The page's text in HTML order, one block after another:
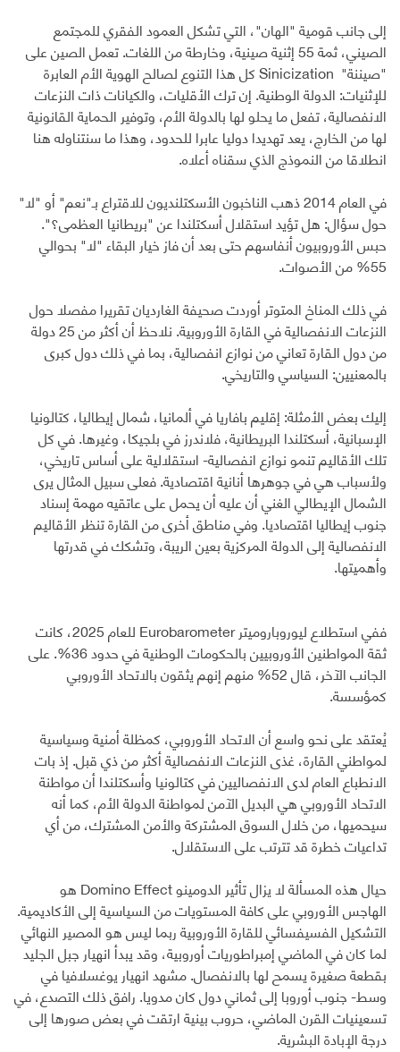
إلى جانب قومية "الهان"، التي تشكل العمود الفقري للمجتمع
الصيني، ثمة 55 إثنية صينية، وخارطة من اللغات. تعمل الصين على
"صيننة" Sinicization كل هذا التنوع لصالح الهوية الأم العابرة
للإثنيات: الدولة الوطنية. إن ترك الأقليات، والكيانات ذات النزعات
الانفصالية، تفعل ما يحلو لها بالدولة الأم، وتوفير الحماية القانونية
لها من الخارج، يعد تهديدا دوليا عابرا للحدود، وهذا ما سنتناوله هنا
انطلاقا من النموذج الذي سقناه أعلاه.
في العام 2014 ذهب الناخبون الأسكتلنديون للاقتراع بـ"نعم" أو "لا"
حول سؤال: هل تؤيد استقلال أسكتلندا عن "بريطانيا العظمى؟".
حبس الأوروبيون أنفاسهم حتى بعد أن فاز خيار البقاء "لا" بحوالي
55% من الأصوات.
في ذلك المناخ المتوتر أوردت صحيفة الغارديان تقريرا مفصلا حول
النزعات الانفصالية في القارة الأوروبية. نلاحظ أن أكثر من 25 دولة
من دول القارة تعاني من نوازع انفصالية، بما في ذلك دول كبرى
بالمعنيين: السياسي والتاريخي.
إليك بعض الأمثلة: إقليم بافاريا في ألمانيا، شمال إيطاليا، كتالونيا
الإسبانية، أسكتلندا البريطانية، فلاندرز في بلجيكا، وغيرها. في كل
تلك الأقاليم تنمو نوازع انفصالية- استقلالية على أساس تاريخي،
ولأسباب هي في جوهرها أنانية اقتصادية. فعلى سبيل المثال يرى
الشمال الإيطالي الغني أن عليه أن يحمل على عاتقيه مهمة إسناد
جنوب إيطاليا اقتصاديا. وفي مناطق أخرى من القارة تنظر الأقاليم
الانفصالية إلى الدولة المركزية بعين الريبة، وتشكك في قدرتها
وأهميتها.
ففي استطلاع ليوروباروميتر Eurobarometer للعام 2025، كانت
ثقة المواطنين الأوروبيين بالحكومات الوطنية في حدود 36%. على
الجانب الآخر، قال 52% منهم إنهم يثقون بالاتحاد الأوروبي
كمؤسسة.
يُعتقد على نحو واسع أن الاتحاد الأوروبي، كمظلة أمنية وسياسية
لمواطني القارة، غذى النزعات الانفصالية أكثر من ذي قبل. إذ بات
الانطباع العام لدى الانفصاليين في كتالونيا وأسكتلندا أن مواطنة
الاتحاد الأوروبي هي البديل الآمن لمواطنة الدولة الأم، كما أنه
سيحميها، من خلال السوق المشتركة والأمن المشترك، من أي
تداعيات خطرة قد تترتب على الاستقلال.
حيال هذه المسألة لا يزال تأثير الدومينو Domino Effect هو
الهاجس الأوروبي على كافة المستويات من السياسية إلى الأكاديمية.
التشكيل الفسيفسائي للقارة الأوروبية ربما ليس هو المصير النهائي
لما كان في الماضي إمبراطوريات أوروبية، وقد يبدأ انهيار جبل الجليد
بقطعة صغيرة يسمح لها بالانفصال. مشهد انهيار يوغسلافيا في
وسط- جنوب أوروبا إلى ثماني دول كان مدويا. رافق ذلك التصدع، في
تسعينيات القرن الماضي، حروب بينية ارتقت في بعض صورها إلى
درجة الإبادة البشرية.